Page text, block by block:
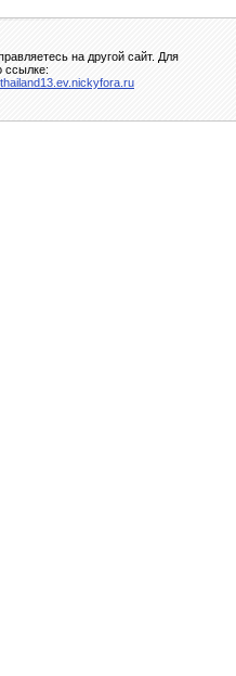
на другой сайт. Для
ссылке: